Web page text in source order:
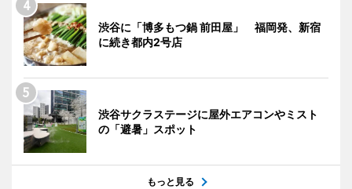
渋谷に「博多もつ鍋 前田屋」 福岡発、新宿
に続き都内2号店
渋谷サクラステージに屋外エアコンやミスト
の「避暑」スポット
もっと見る